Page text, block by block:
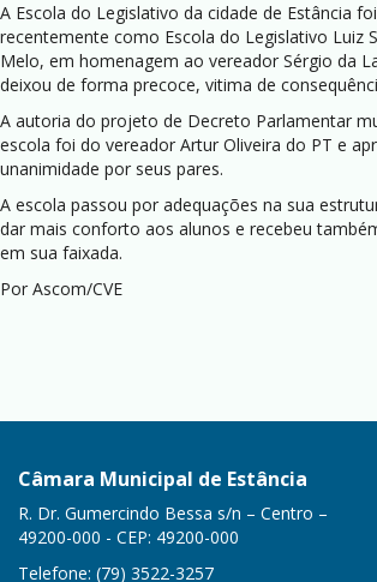
A Escola do Legislativo da cidade de Estância
recentemente como Escola do Legislativo Luiz
Melo, em homenagem ao vereador Sérgio da
deixou de forma precoce, vitima de
A autoria do projeto de Decreto Parlamentar
escola foi do vereador Artur Oliveira do PT e
unanimidade por seus pares.
A escola passou por adequações na sua
dar mais conforto aos alunos e recebeu
em sua faixada.
Por Ascom/CVE
Câmara Municipal de Estância
R. Dr. Gumercindo Bessa s/n – Centro –
49200-000 - CEP: 49200-000
Telefone: (79) 3522-3257